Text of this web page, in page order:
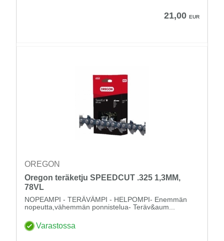
21,00 EUR
OREGON
Oregon teräketju SPEEDCUT .325 1,3MM,
78VL
NOPEAMPI - TERÄVÄMPI - HELPOMPI- Enemmän
nopeutta,vähemmän ponnistelua- Teräv&aum...
Varastossa